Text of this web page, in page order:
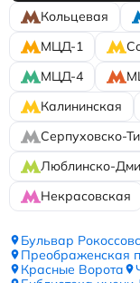
Кольцевая
МЦД-1
МЦД-4
Калининская
Серпуховско-
Люблинско-
Некрасовская
Бульвар
Преображенская
Красные Ворота